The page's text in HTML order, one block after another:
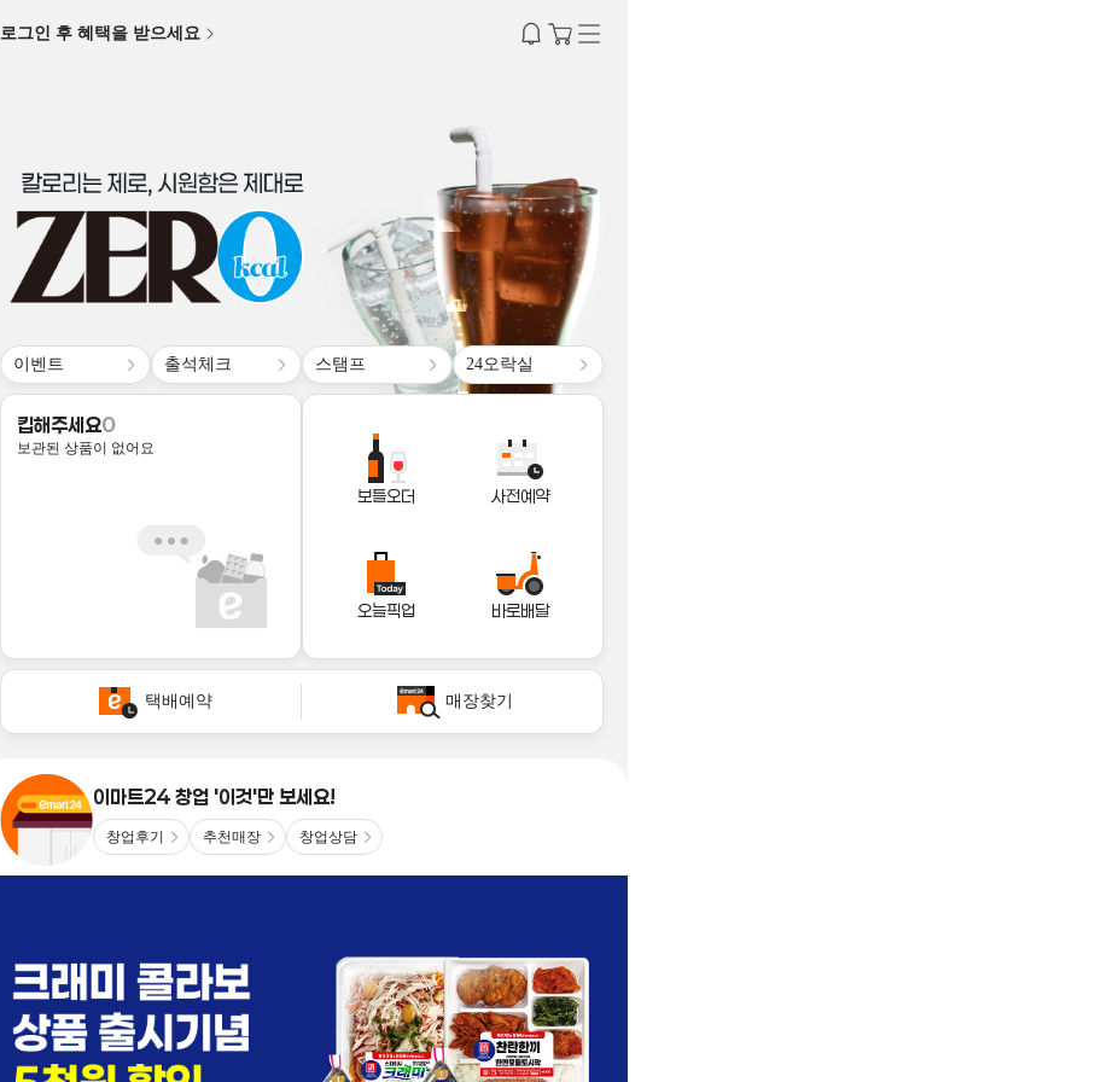
로그인 후 혜택을 받으세요
링크 알림 장바구니 전체메뉴
이벤트 출석체크 스탬프 24오락실
킵해주세요0
보관된 상품이 없어요
보틀오더 사전예약
오늘픽업 바로배달
택배예약 매장찾기
이마트24 창업 '이것'만 보세요!
창업후기 추천매장 창업상담